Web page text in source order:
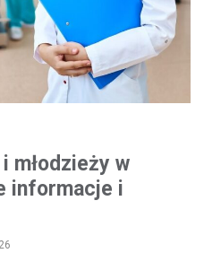
młodzieży w
informacje i